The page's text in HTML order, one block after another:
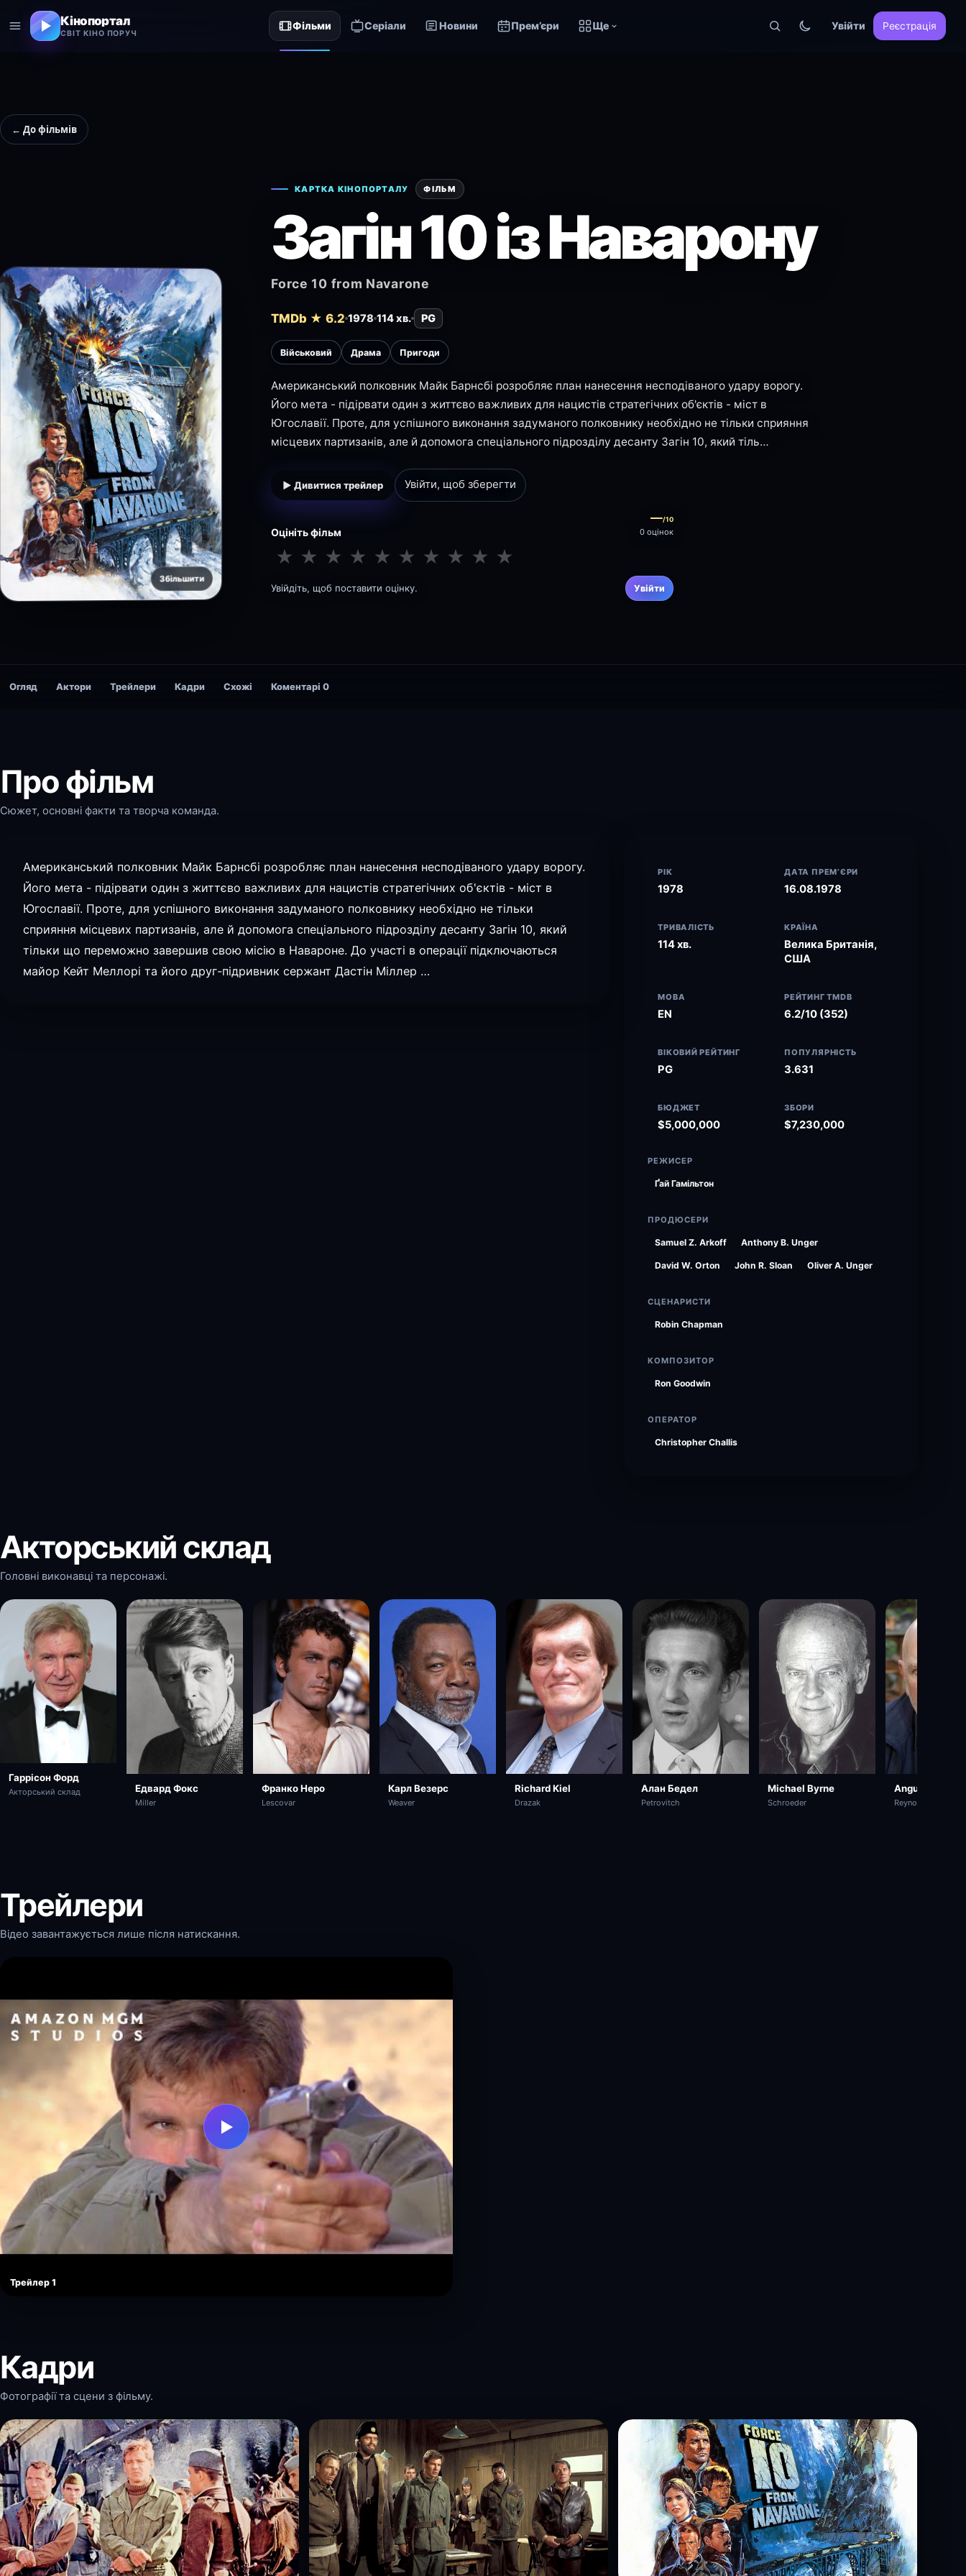
Кінопортал
СВІТ КІНО ПОРУЧ
Фільми Серіали Новини Прем’єри Ще Увійти Реєстрація
← До фільмів
Збільшити
КАРТКА КІНОПОРТАЛУ ФІЛЬМ
Загін 10 із Наварону
Force 10 from Navarone
TMDb ★ 6.2 1978 114 хв. PG
Військовий Драма Пригоди
Американський полковник Майк Барнсбі розробляє план нанесення несподіваного удару ворогу.
Його мета - підірвати один з життєво важливих для нацистів стратегічних об'єктів - міст в
Югославії. Проте, для успішного виконання задуманого полковнику необхідно не тільки сприяння
місцевих партизанів, але й допомога спеціального підрозділу десанту Загін 10, який тіль…
▶ Дивитися трейлер Увійти, щоб зберегти
Оцініть фільм
—/10
0 оцінок
★ ★ ★ ★ ★ ★ ★ ★ ★ ★
Увійдіть, щоб поставити оцінку. Увійти
Огляд Актори Трейлери Кадри Схожі Коментарі 0
Про фільм
Сюжет, основні факти та творча команда.
Американський полковник Майк Барнсбі розробляє план нанесення несподіваного удару ворогу.
Його мета - підірвати один з життєво важливих для нацистів стратегічних об'єктів - міст в
Югославії. Проте, для успішного виконання задуманого полковнику необхідно не тільки
сприяння місцевих партизанів, але й допомога спеціального підрозділу десанту Загін 10, який
тільки що переможно завершив свою місію в Навароне. До участі в операції підключаються
майор Кейт Меллорі та його друг-підривник сержант Дастін Міллер …
РІК
1978
ДАТА ПРЕМ’ЄРИ
16.08.1978
ТРИВАЛІСТЬ
114 хв.
КРАЇНА
Велика Британія,
США
МОВА
EN
РЕЙТИНГ TMDB
6.2/10 (352)
ВІКОВИЙ РЕЙТИНГ
PG
ПОПУЛЯРНІСТЬ
3.631
БЮДЖЕТ
$5,000,000
ЗБОРИ
$7,230,000
РЕЖИСЕР
Ґай Гамільтон
ПРОДЮСЕРИ
Samuel Z. Arkoff Anthony B. Unger
David W. Orton John R. Sloan Oliver A. Unger
СЦЕНАРИСТИ
Robin Chapman
КОМПОЗИТОР
Ron Goodwin
ОПЕРАТОР
Christopher Challis
Акторський склад
Головні виконавці та персонажі.
Гаррісон Форд
Акторський склад Едвард Фокс
Miller
Франко Неро
Lescovar
Карл Везерс
Weaver
Richard Kiel
Drazak
Алан Бедел
Petrovitch
Michael Byrne
Schroeder
Angus
Reynolds
Трейлери
Відео завантажується лише після натискання.
▶
Трейлер 1
Кадри
Фотографії та сцени з фільму.